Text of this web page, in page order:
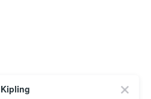
Kipling